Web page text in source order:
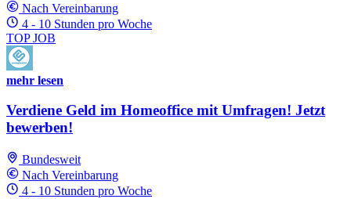
Nach Vereinbarung
4 - 10 Stunden pro Woche
TOP JOB
mehr lesen
Verdiene Geld im Homeoffice mit Umfragen! Jetzt
bewerben!
Bundesweit
Nach Vereinbarung
4 - 10 Stunden pro Woche